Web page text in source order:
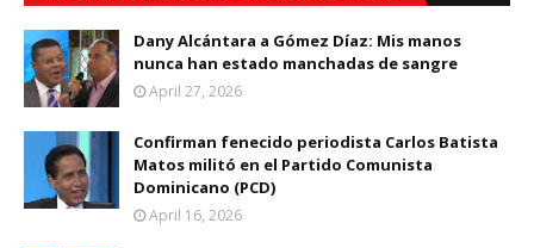
Dany Alcántara a Gómez Díaz: Mis manos
nunca han estado manchadas de sangre
April 27, 2026
Confirman fenecido periodista Carlos Batista
Matos militó en el Partido Comunista
Dominicano (PCD)
April 16, 2026